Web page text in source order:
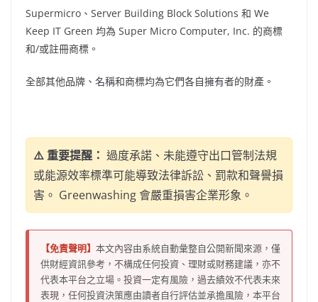
Supermicro、Server Building Block Solutions 和 We
Keep IT Green 均為 Super Micro Computer, Inc. 的商標
和/或註冊商標。
全部其他品牌、名稱和商標均為它們各自擁有者的財產。
⚠️ 重要提醒： 過度承諾、未能遵守出口管制法規
或能源效率標準可能導致法律訴訟、罰款和聲譽損
害。 Greenwashing 會嚴重損害企業形象。
【免責聲明】 本文內容由系統自動彙整自公開新聞來源，僅
供財經資訊參考，不構成任何投資、理財或財務建議，亦不
代表本平台之立場。投資一定有風險，過去績效不代表未來
表現，任何投資決策應由讀者自行評估並承擔風險，本平台